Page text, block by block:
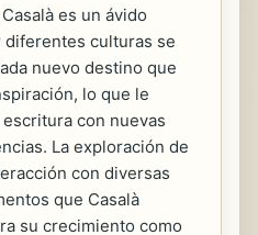
es un ávido
culturas se
nuevo destino que
lo que le
con nuevas
La exploración de
con diversas
que Casalà
su crecimiento como